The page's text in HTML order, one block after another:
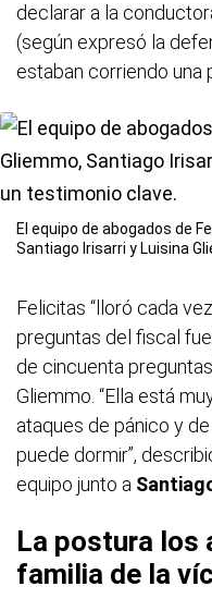
declarar a la
(según expresó la
estaban corriendo una
El equipo de abogados de
Santiago Irisarri y Luisina
Felicitas “lloró cada
preguntas del fiscal
de cincuenta
Gliemmo. “Ella está
ataques de pánico y
puede dormir”,
equipo junto a
La postura los
familia de la